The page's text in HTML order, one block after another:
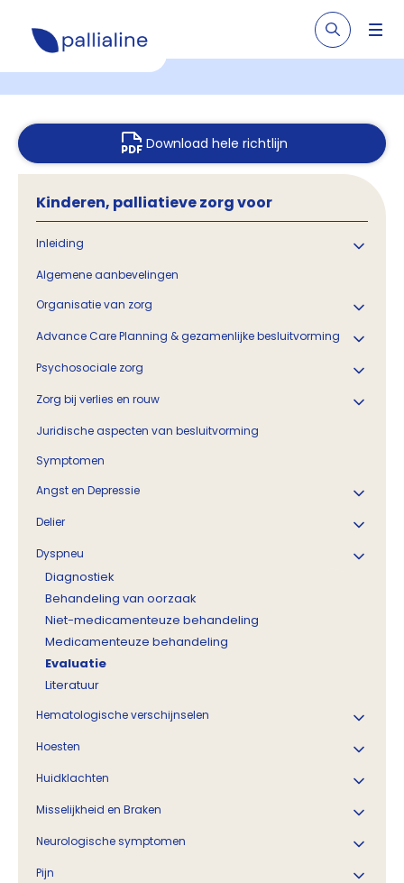
Download hele richtlijn
Kinderen, palliatieve zorg voor
Inleiding
Algemene aanbevelingen
Organisatie van zorg
Advance Care Planning & gezamenlijke besluitvorming
Psychosociale zorg
Zorg bij verlies en rouw
Juridische aspecten van besluitvorming
Symptomen
Angst en Depressie
Delier
Dyspneu
Diagnostiek
Behandeling van oorzaak
Niet-medicamenteuze behandeling
Medicamenteuze behandeling
Evaluatie
Literatuur
Hematologische verschijnselen
Hoesten
Huidklachten
Misselijkheid en Braken
Neurologische symptomen
Pijn